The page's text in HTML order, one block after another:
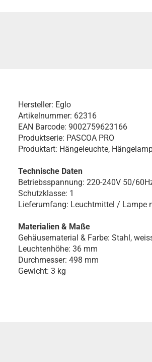
Hersteller: Eglo
Artikelnummer: 62316
EAN Barcode: 9002759623166
Produktserie: PASCOA PRO
Produktart: Hängeleuchte,
Technische Daten
Betriebsspannung: 220-240V 50/
Schutzklasse: 1
Lieferumfang: Leuchtmittel / Lampe
Materialien & Maße
Gehäusematerial & Farbe: Stahl,
Leuchtenhöhe: 36 mm
Durchmesser: 498 mm
Gewicht: 3 kg